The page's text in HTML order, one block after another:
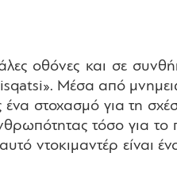
οθόνες και σε
Μέσα από
ένα στοχασμό για τη
τόσο για το
ντοκιμαντέρ είναι